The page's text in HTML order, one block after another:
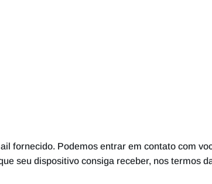
fornecido. Podemos entrar em contato com
seu dispositivo consiga receber, nos termos